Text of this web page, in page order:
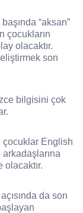
“aksan”
çocukların
olacaktır.
son
bilgisini çok
çocuklar English
olacaktır.
da son